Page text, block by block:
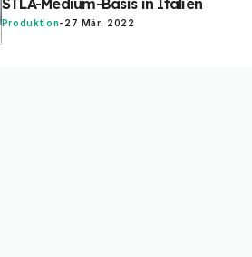
Produktion- 27 Mär. 2022